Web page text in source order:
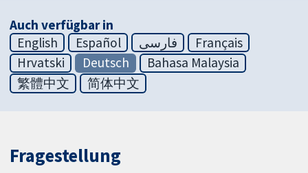
Auch verfügbar in
English
Español فارسی
Français
Hrvatski
Deutsch
Bahasa Malaysia
繁體中文
简体中文
Fragestellung